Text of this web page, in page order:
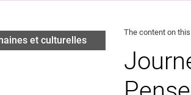
et culturelles
The content on